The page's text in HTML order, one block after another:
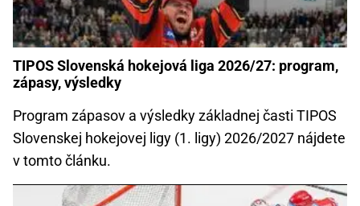
TIPOS Slovenská hokejová liga 2026/27: program,
zápasy, výsledky
Program zápasov a výsledky základnej časti TIPOS
Slovenskej hokejovej ligy (1. ligy) 2026/2027 nájdete
v tomto článku.